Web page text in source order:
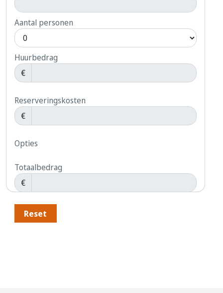
Aantal personen
Huurbedrag
€
Reserveringskosten
€
Opties
Totaalbedrag
€
Reset